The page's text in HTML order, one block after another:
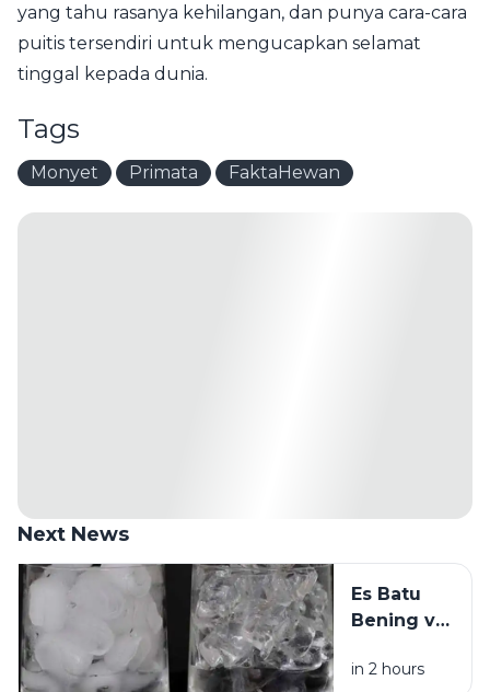
yang tahu rasanya kehilangan, dan punya cara-cara
puitis tersendiri untuk mengucapkan selamat
tinggal kepada dunia.
Tags
Monyet Primata FaktaHewan
Next News
Es Batu
Bening vs
Putih, Apa
in 2 hours